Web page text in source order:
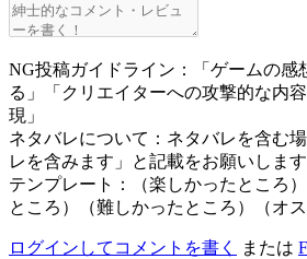
NG投稿ガイドライン：「ゲームの感
る」「クリエイターへの攻撃的な内
現」
ネタバレについて：ネタバレを含む
レを含みます」と記載をお願いします
テンプレート：（楽しかったところ
ところ）（難しかったところ）（オス
ログインしてコメントを書く または